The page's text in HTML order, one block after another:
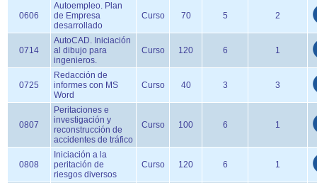
0606
Autoempleo. Plan
de Empresa
desarrollado
Curso 70 5 2
0714
AutoCAD. Iniciación
al dibujo para
ingenieros.
Curso 120 6 1
0725
Redacción de
informes con MS
Word
Curso 40 3 3
0807
Peritaciones e
investigación y
reconstrucción de
accidentes de tráfico
Curso 100 6 1
0808
Iniciación a la
peritación de
riesgos diversos
Curso 120 6 1